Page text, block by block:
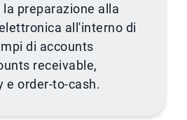
la preparazione alla
all'interno di
di accounts
receivable,
e order-to-cash.